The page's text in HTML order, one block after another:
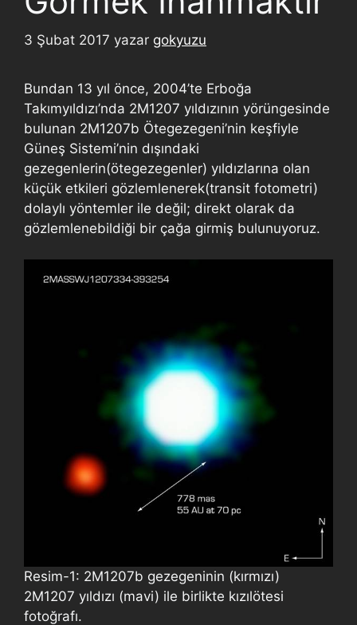
3 Şubat 2017 yazar gokyuzu
Bundan 13 yıl önce, 2004’te Erboğa
Takımyıldızı’nda 2M1207 yıldızının yörüngesinde
bulunan 2M1207b Ötegezegeni’nin keşfiyle
Güneş Sistemi’nin dışındaki
gezegenlerin(ötegezegenler) yıldızlarına olan
küçük etkileri gözlemlenerek(transit fotometri)
dolaylı yöntemler ile değil; direkt olarak da
gözlemlenebildiği bir çağa girmiş bulunuyoruz.
Resim-1: 2M1207b gezegeninin (kırmızı)
2M1207 yıldızı (mavi) ile birlikte kızılötesi
fotoğrafı.